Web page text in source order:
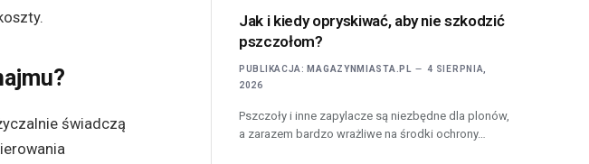
świadczą
Jak i kiedy opryskiwać, aby nie szkodzić
pszczołom?
PUBLIKACJA: MAGAZYNMIASTA.PL
4 SIERPNIA,
2026
Pszczoły i inne zapylacze są niezbędne dla plonów,
a zarazem bardzo wrażliwe na środki ochrony…